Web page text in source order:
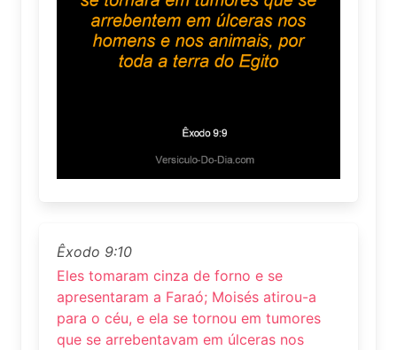
Êxodo 9:10
Eles tomaram cinza de forno e se
apresentaram a Faraó; Moisés atirou-a
para o céu, e ela se tornou em tumores
que se arrebentavam em úlceras nos